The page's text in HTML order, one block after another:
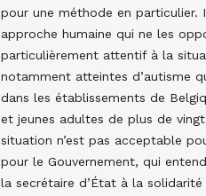
pour une méthode en particulier.
approche humaine qui ne les
particulièrement attentif à la
notamment atteintes d’autisme
dans les établissements de
et jeunes adultes de plus de
situation n’est pas acceptable
pour le Gouvernement, qui
la secrétaire d’État à la